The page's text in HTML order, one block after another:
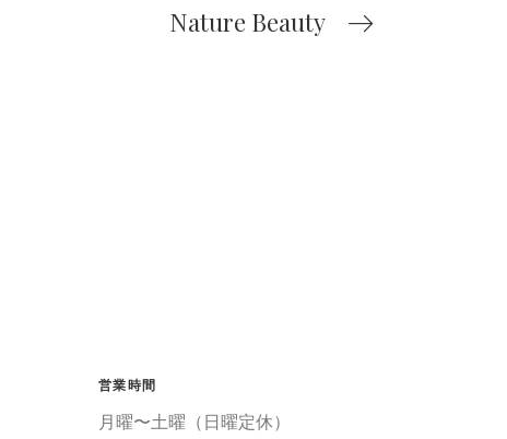
Nature Beauty
営業時間
月曜〜土曜（日曜定休）